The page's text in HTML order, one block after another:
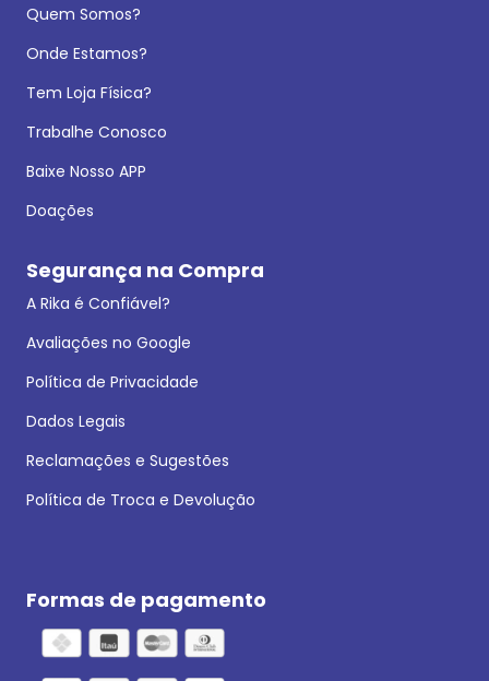
Quem Somos?
Onde Estamos?
Tem Loja Física?
Trabalhe Conosco
Baixe Nosso APP
Doações
Segurança na Compra
A Rika é Confiável?
Avaliações no Google
Política de Privacidade
Dados Legais
Reclamações e Sugestões
Política de Troca e Devolução
Formas de pagamento